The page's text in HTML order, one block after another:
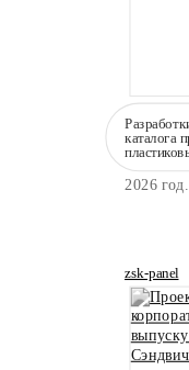
каталога
2026 год.
zsk-panel